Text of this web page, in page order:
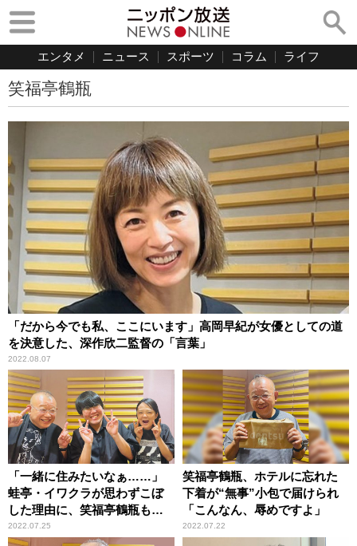
エンタメ ニュース スポーツ コラム ライフ
笑福亭鶴瓶
「だから今でも私、ここにいます」高岡早紀が女優としての道
を決意した、深作欣二監督の「言葉」
2022.08.07
「一緒に住みたいなぁ……」
蛙亭・イワクラが思わずこぼ
した理由に、笑福亭鶴瓶も笑
顔
2022.07.25
笑福亭鶴瓶、ホテルに忘れた
下着が“無事”小包で届けられ
「こんなん、辱めですよ」
2022.07.22